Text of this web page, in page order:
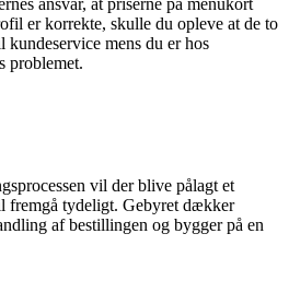
ansvar, at priserne på menukort
er korrekte, skulle du opleve at de to
mens du er hos
problemet.
vil der blive pålagt et
fremgå tydeligt. Gebyret dækker
af bestillingen og bygger på en